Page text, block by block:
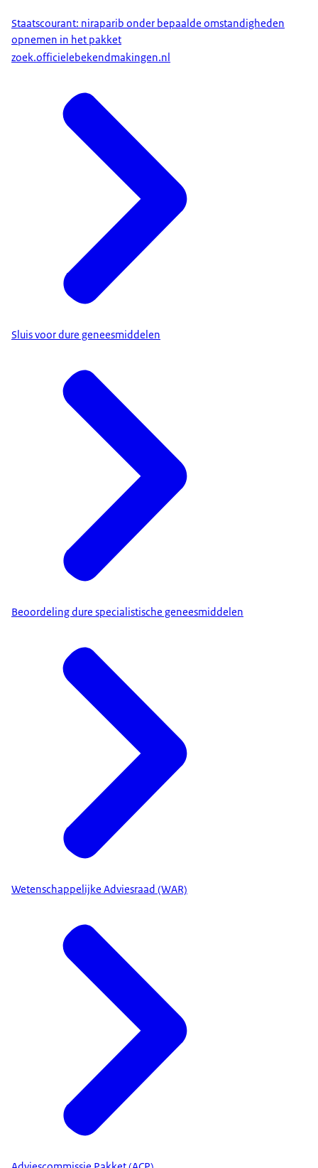
Staatscourant: niraparib onder bepaalde omstandigheden
opnemen in het pakket
zoek.officielebekendmakingen.nl
Sluis voor dure geneesmiddelen
Beoordeling dure specialistische geneesmiddelen
Wetenschappelijke Adviesraad (WAR)